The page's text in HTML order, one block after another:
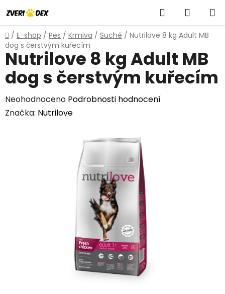
na
obsah
Hledat
KOŠÍK
Domů
/ E-shop / Pes / Krmiva / Suché / Nutrilove 8 kg Adult MB
dog s čerstvým kuřecím
Nutrilove 8 kg Adult MB
dog s čerstvým kuřecím
Průměrné
hodnocení
Neohodnoceno Podrobnosti hodnocení
Značka: Nutrilove